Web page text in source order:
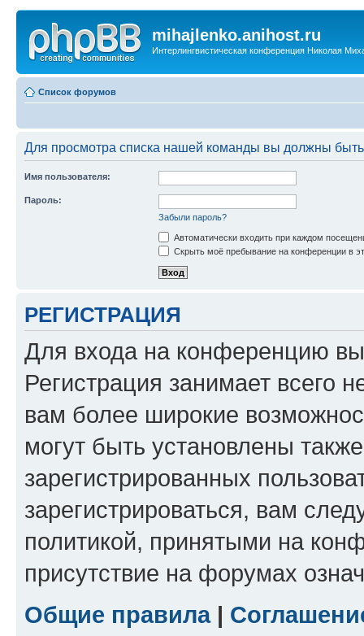
mihajlenko.anihost.ru
Интерлингвистическая конференция Николая
Список форумов
Для просмотра списка нашей команды вы должны
Имя пользователя:
Пароль:
Забыли пароль?
Автоматически входить при каждом
Скрыть моё пребывание на конференции в
РЕГИСТРАЦИЯ
Для входа на конференцию
Регистрация занимает всего
вам более широкие
могут быть установлены
зарегистрированных
зарегистрироваться, вам
политикой, принятыми на
присутствие на форумах
Общие правила|